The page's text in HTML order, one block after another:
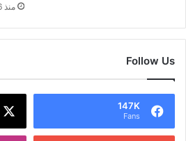
منذ 6 أيام
Follow Us
147K
Fans